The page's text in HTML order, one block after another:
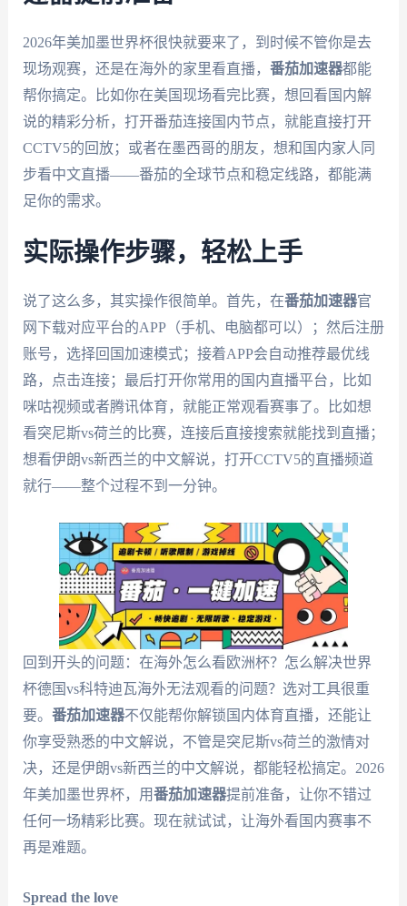
2026年美加墨世界杯很快就要来了，到时候不管你是去
现场观赛，还是在海外的家里看直播， 番茄加速器都能
帮你搞定。比如你在美国现场看完比赛，想回看国内解
说的精彩分析，打开番茄连接国内节点，就能直接打开
CCTV5的回放；或者在墨西哥的朋友，想和国内家人同
步看中文直播——番茄的全球节点和稳定线路，都能满
足你的需求。
实际操作步骤，轻松上手
说了这么多，其实操作很简单。首先，在番茄加速器官
网下载对应平台的APP（手机、电脑都可以）；然后注册
账号，选择回国加速模式；接着APP会自动推荐最优线
路，点击连接；最后打开你常用的国内直播平台，比如
咪咕视频或者腾讯体育，就能正常观看赛事了。比如想
看突尼斯vs荷兰的比赛，连接后直接搜索就能找到直播；
想看伊朗vs新西兰的中文解说，打开CCTV5的直播频道
就行——整个过程不到一分钟。
回到开头的问题：在海外怎么看欧洲杯？怎么解决世界
杯德国vs科特迪瓦海外无法观看的问题？选对工具很重
要。 番茄加速器不仅能帮你解锁国内体育直播，还能让
你享受熟悉的中文解说，不管是突尼斯vs荷兰的激情对
决，还是伊朗vs新西兰的中文解说，都能轻松搞定。2026
年美加墨世界杯，用番茄加速器提前准备，让你不错过
任何一场精彩比赛。现在就试试，让海外看国内赛事不
再是难题。
Spread the love